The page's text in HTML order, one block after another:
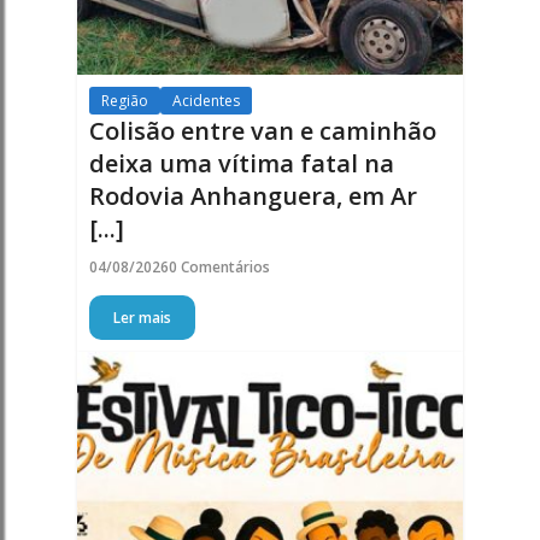
Região Acidentes
Colisão entre van e caminhão
deixa uma vítima fatal na
Rodovia Anhanguera, em Ar
[...]
04/08/20260 Comentários
Ler mais